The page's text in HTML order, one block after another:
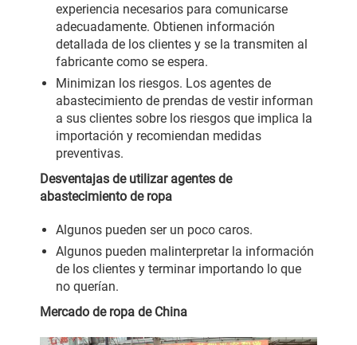
experiencia necesarios para comunicarse
adecuadamente. Obtienen información
detallada de los clientes y se la transmiten al
fabricante como se espera.
Minimizan los riesgos. Los agentes de
abastecimiento de prendas de vestir informan
a sus clientes sobre los riesgos que implica la
importación y recomiendan medidas
preventivas.
Desventajas de utilizar agentes de
abastecimiento de ropa
Algunos pueden ser un poco caros.
Algunos pueden malinterpretar la información
de los clientes y terminar importando lo que
no querían.
Mercado de ropa de China